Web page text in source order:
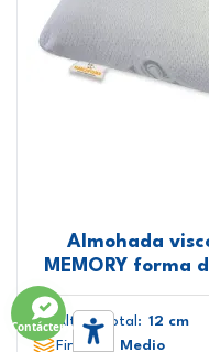
Almohada
MEMORY forma
Altura total: 12 cm
Firmeza:
Medio
Contáctenos